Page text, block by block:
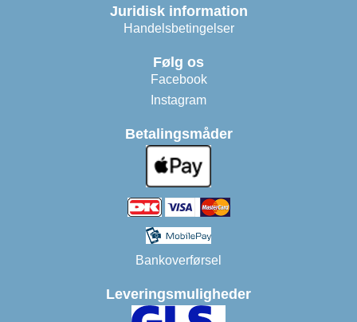
Juridisk information
Handelsbetingelser
Følg os
Facebook
Instagram
Betalingsmåder
Bankoverførsel
Leveringsmuligheder